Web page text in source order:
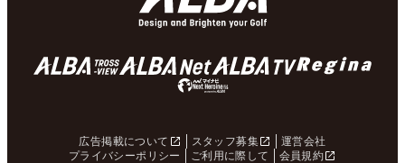
広告掲載について スタッフ募集
運営会社
プライバシーポリシー
ご利用に際して
会員規約